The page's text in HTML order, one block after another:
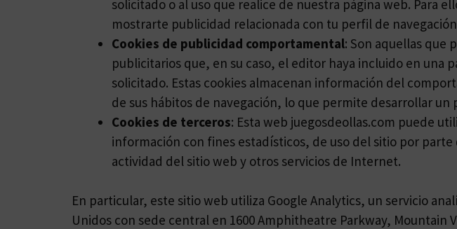
solicitado o al uso que realice de nuestra página web. Para
mostrarte publicidad relacionada con tu perfil de
Cookies de publicidad comportamental: Son aquellas que
publicitarios que, en su caso, el editor haya incluido en una
solicitado. Estas cookies almacenan información del
de sus hábitos de navegación, lo que permite desarrollar
Cookies de terceros: Esta web juegosdeollas.com puede
información con fines estadísticos, de uso del sitio por
actividad del sitio web y otros servicios de Internet.
En particular, este sitio web utiliza Google Analytics, un servicio
Unidos con sede central en 1600 Amphitheatre Parkway, Mountain